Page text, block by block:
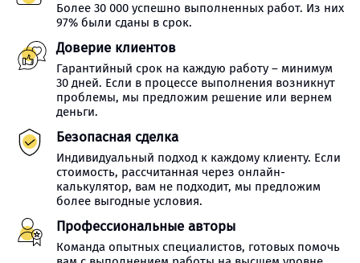
Более 30 000 успешно выполненных работ. Из них
97% были сданы в срок.
Доверие клиентов
Гарантийный срок на каждую работу – минимум
30 дней. Если в процессе выполнения возникнут
проблемы, мы предложим решение или вернем
деньги.
Безопасная сделка
Индивидуальный подход к каждому клиенту. Если
стоимость, рассчитанная через онлайн-
калькулятор, вам не подходит, мы предложим
более выгодные условия.
Профессиональные авторы
Команда опытных специалистов, готовых помочь